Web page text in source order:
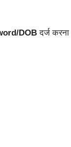
DOB दर्ज करना